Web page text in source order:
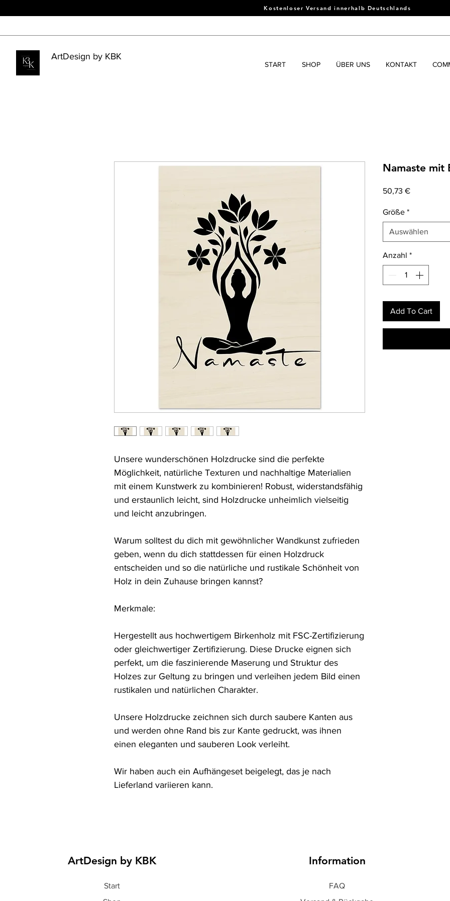
Kostenloser Versand innerhalb Deutschlands
ArtDesign by KBK
START SHOP ÜBER UNS KONTAKT
Unsere wunderschönen Holzdrucke sind die perfekte
Möglichkeit, natürliche Texturen und nachhaltige Materialien
mit einem Kunstwerk zu kombinieren! Robust, widerstandsfähig
und erstaunlich leicht, sind Holzdrucke unheimlich vielseitig
und leicht anzubringen.
Warum solltest du dich mit gewöhnlicher Wandkunst zufrieden
geben, wenn du dich stattdessen für einen Holzdruck
entscheiden und so die natürliche und rustikale Schönheit von
Holz in dein Zuhause bringen kannst?
Merkmale:
Hergestellt aus hochwertigem Birkenholz mit FSC-Zertifizierung
oder gleichwertiger Zertifizierung. Diese Drucke eignen sich
perfekt, um die faszinierende Maserung und Struktur des
Holzes zur Geltung zu bringen und verleihen jedem Bild einen
rustikalen und natürlichen Charakter.
Unsere Holzdrucke zeichnen sich durch saubere Kanten aus
und werden ohne Rand bis zur Kante gedruckt, was ihnen
einen eleganten und sauberen Look verleiht.
Wir haben auch ein Aufhängeset beigelegt, das je nach
Lieferland variieren kann.
Namaste mit
50,73 €Preis
Größe *
Auswählen
Anzahl *
Add To Cart
ArtDesign by KBK
Start
Information
FAQ